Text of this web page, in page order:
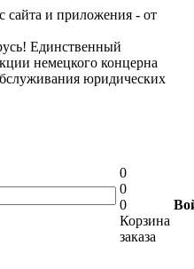
сайта и приложения - от
Единственный
немецкого концерна
юридических
0
0
0
Корзина
заказа